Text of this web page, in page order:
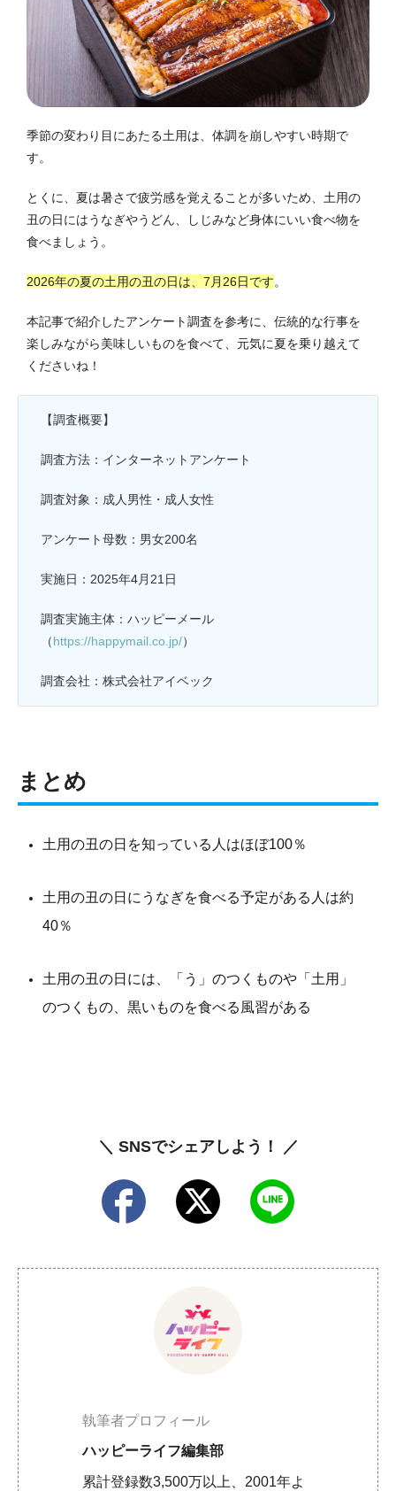
季節の変わり目にあたる土用は、体調を崩しやすい時期で
す。
とくに、夏は暑さで疲労感を覚えることが多いため、土用の
丑の日にはうなぎやうどん、しじみなど身体にいい食べ物を
食べましょう。
2026年の夏の土用の丑の日は、7月26日です。
本記事で紹介したアンケート調査を参考に、伝統的な行事を
楽しみながら美味しいものを食べて、元気に夏を乗り越えて
くださいね！
【調査概要】
調査方法：インターネットアンケート
調査対象：成人男性・成人女性
アンケート母数：男女200名
実施日：2025年4月21日
調査実施主体：ハッピーメール
（https://happymail.co.jp/）
調査会社：株式会社アイベック
まとめ
土用の丑の日を知っている人はほぼ100％
土用の丑の日にうなぎを食べる予定がある人は約
40％
土用の丑の日には、「う」のつくものや「土用」
のつくもの、黒いものを食べる風習がある
＼ SNSでシェアしよう！ ／
執筆者プロフィール
ハッピーライフ編集部
累計登録数3,500万以上、2001年よ